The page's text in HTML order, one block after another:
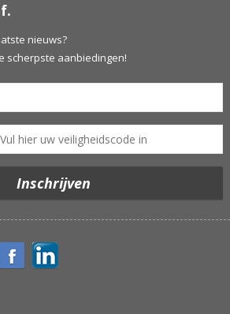
nieuws?
scherpste aanbiedingen!